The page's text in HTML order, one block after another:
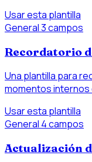
Usar esta plantilla
General3 campos
Recordatorio
Una plantilla para
momentos internos
Usar esta plantilla
General 4 campos
Actualización